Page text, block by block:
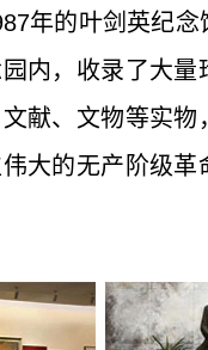
年的叶剑英纪念
内，收录了大量
献、文物等实物
大的无产阶级革